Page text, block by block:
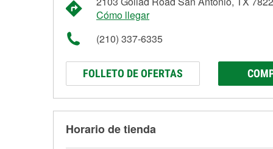
Cómo llegar
(210) 337-6335
FOLLETO DE OFERTAS
Horario de tienda